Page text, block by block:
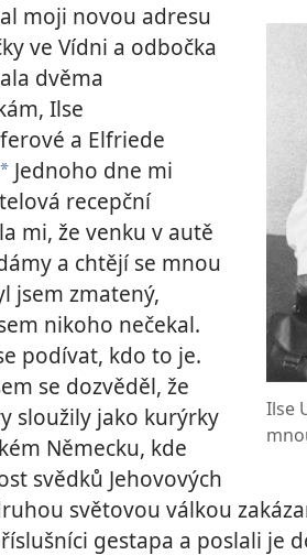
Ilse
moji novou adresu
ve Vídni a odbočka
dvěma
Ilse
a Elfriede
* Jednoho dne mi
recepční
mi, že venku v autě
a chtějí se mnou
jsem zmatený,
nikoho nečekal.
podívat, kdo to je.
se dozvěděl, že
sloužily jako kurýrky
Německu, kde
svědků Jehovových
světovou válkou
gestapa a poslali je